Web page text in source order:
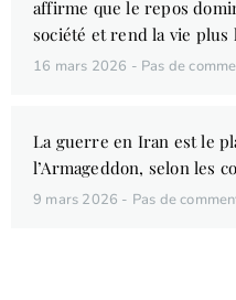
affirme que le repos
société et rend la vie plus
16 mars 2026 Pas de
La guerre en Iran est le
l’Armageddon, selon les
9 mars 2026 Pas de